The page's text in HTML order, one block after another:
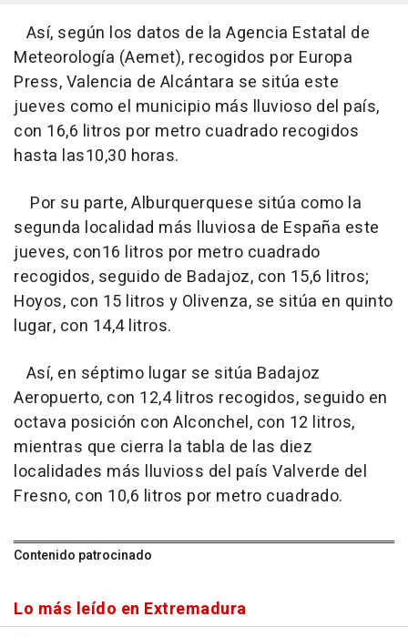
Así, según los datos de la Agencia Estatal de
Meteorología (Aemet), recogidos por Europa
Press, Valencia de Alcántara se sitúa este
jueves como el municipio más lluvioso del país,
con 16,6 litros por metro cuadrado recogidos
hasta las10,30 horas.
Por su parte, Alburquerquese sitúa como la
segunda localidad más lluviosa de España este
jueves, con16 litros por metro cuadrado
recogidos, seguido de Badajoz, con 15,6 litros;
Hoyos, con 15 litros y Olivenza, se sitúa en quinto
lugar, con 14,4 litros.
Así, en séptimo lugar se sitúa Badajoz
Aeropuerto, con 12,4 litros recogidos, seguido en
octava posición con Alconchel, con 12 litros,
mientras que cierra la tabla de las diez
localidades más lluvioss del país Valverde del
Fresno, con 10,6 litros por metro cuadrado.
Contenido patrocinado
Lo más leído en Extremadura